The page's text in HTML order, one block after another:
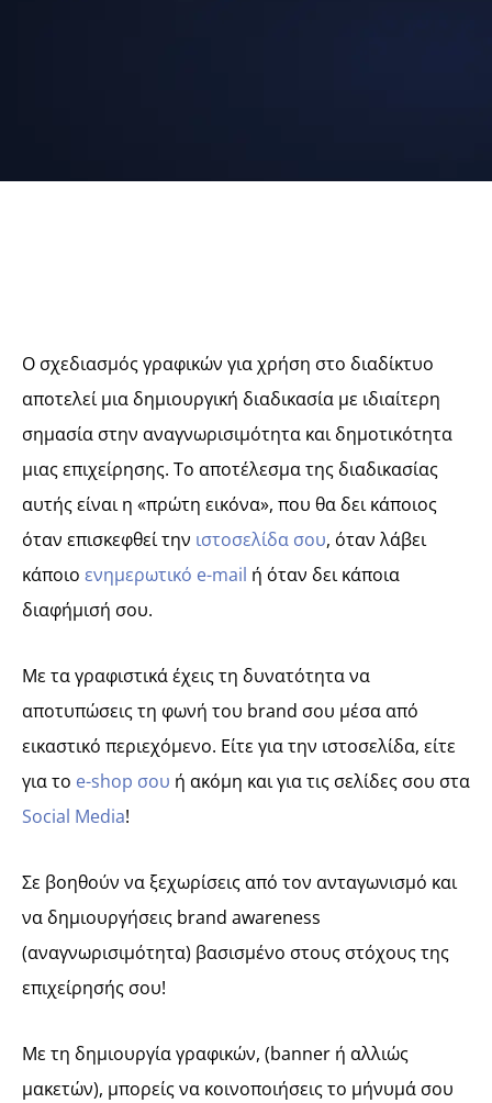
Ο σχεδιασμός γραφικών για χρήση στο διαδίκτυο
αποτελεί μια δημιουργική διαδικασία με ιδιαίτερη
σημασία στην αναγνωρισιμότητα και δημοτικότητα
μιας επιχείρησης. Το αποτέλεσμα της διαδικασίας
αυτής είναι η «πρώτη εικόνα», που θα δει κάποιος
όταν επισκεφθεί την ιστοσελίδα σου, όταν λάβει
κάποιο ενημερωτικό e-mail ή όταν δει κάποια
διαφήμισή σου.
Με τα γραφιστικά έχεις τη δυνατότητα να
αποτυπώσεις τη φωνή του brand σου μέσα από
εικαστικό περιεχόμενο. Είτε για την ιστοσελίδα, είτε
για το e-shop σου ή ακόμη και για τις σελίδες σου στα
Social Media!
Σε βοηθούν να ξεχωρίσεις από τον ανταγωνισμό και
να δημιουργήσεις brand awareness
(αναγνωρισιμότητα) βασισμένο στους στόχους της
επιχείρησής σου!
Με τη δημιουργία γραφικών, (banner ή αλλιώς
μακετών), μπορείς να κοινοποιήσεις το μήνυμά σου